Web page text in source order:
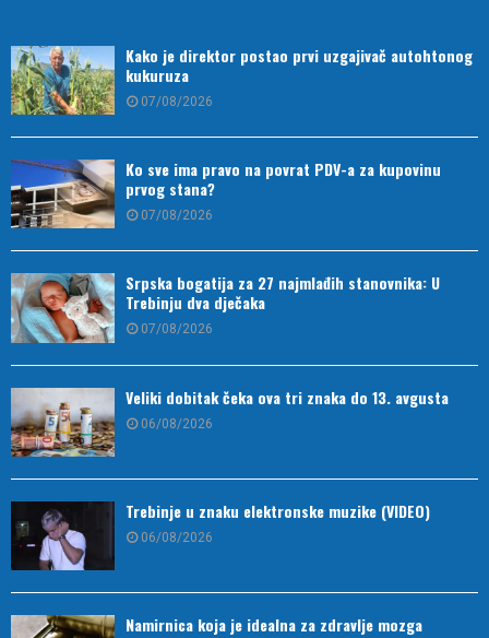
Kako je direktor postao prvi uzgajivač autohtonog
kukuruza
07/08/2026
Ko sve ima pravo na povrat PDV-a za kupovinu
prvog stana?
07/08/2026
Srpska bogatija za 27 najmlađih stanovnika: U
Trebinju dva dječaka
07/08/2026
Veliki dobitak čeka ova tri znaka do 13. avgusta
06/08/2026
Trebinje u znaku elektronske muzike (VIDEO)
06/08/2026
Namirnica koja je idealna za zdravlje mozga